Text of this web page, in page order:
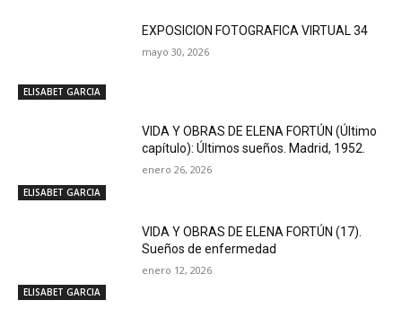
ELISABET GARCIA
EXPOSICION FOTOGRAFICA VIRTUAL 34
mayo 30, 2026
ELISABET GARCIA
VIDA Y OBRAS DE ELENA FORTÚN (Último
capítulo): Últimos sueños. Madrid, 1952.
enero 26, 2026
ELISABET GARCIA
VIDA Y OBRAS DE ELENA FORTÚN (17).
Sueños de enfermedad
enero 12, 2026